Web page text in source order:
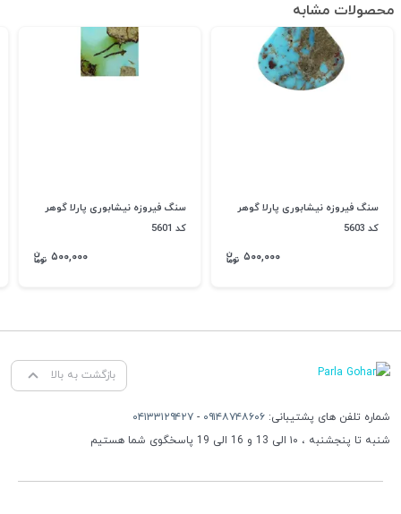
محصولات مشابه
سنگ فیروزه نیشابوری پارلا گوهر
کد 5603
۵۰۰,۰۰۰
سنگ فیروزه نیشابوری پارلا گوهر
کد 5601
۵۰۰,۰۰۰
بازگشت به بالا
شماره تلفن های پشتیبانی: ۰۹۱۴۸۷۴۸۶۰۶ - ۰۴۱۳۳۱۲۹۴۲۷
شنبه تا پنجشنبه ، ۱۰ الی 13 و 16 الی 19 پاسخگوی شما هستیم